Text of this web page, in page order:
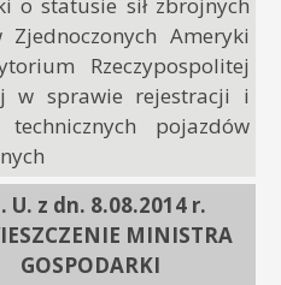
Zjednoczonych Ameryki
Rzeczypospolitej
w sprawie rejestracji i
pojazdów
U. z dn. 8.08.2014 r.
MINISTRA
GOSPODARKI